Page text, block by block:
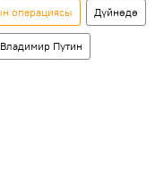
операциясы Дүйнөдө
Владимир Путин